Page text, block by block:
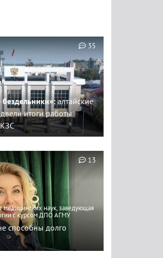
бездельники»:алтайские
итоги работы
35
медицинских наук, заведующая
с курсом ДПО АГМУ
способны долго
13